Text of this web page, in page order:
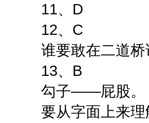
11、D
12、C
谁要敢在二道
13、B
勾子——屁股。
要从字面上来